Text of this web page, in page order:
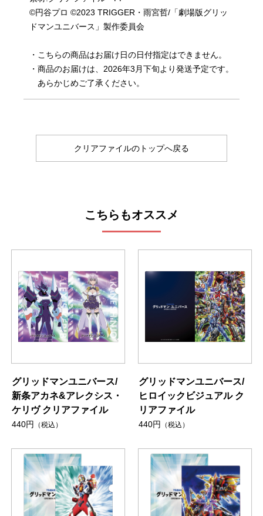
©円谷プロ ©2023 TRIGGER・雨宮哲/「劇場版グリッ
ドマンユニバース」製作委員会
・こちらの商品はお届け日の日付指定はできません。
・商品のお届けは、2026年3月下旬より発送予定です。
あらかじめご了承ください。
クリアファイルのトップへ戻る
こちらもオススメ
グリッドマンユニバース/
新条アカネ&アレクシス・
ケリヴ クリアファイル
440円 （税込）
グリッドマンユニバース/
ヒロイックビジュアル ク
リアファイル
440円 （税込）